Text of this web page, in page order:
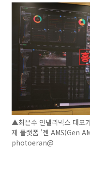
▲최은수 인텔리빅스 대표
제 플랫폼 '젠 AMS(Gen
photoeran@